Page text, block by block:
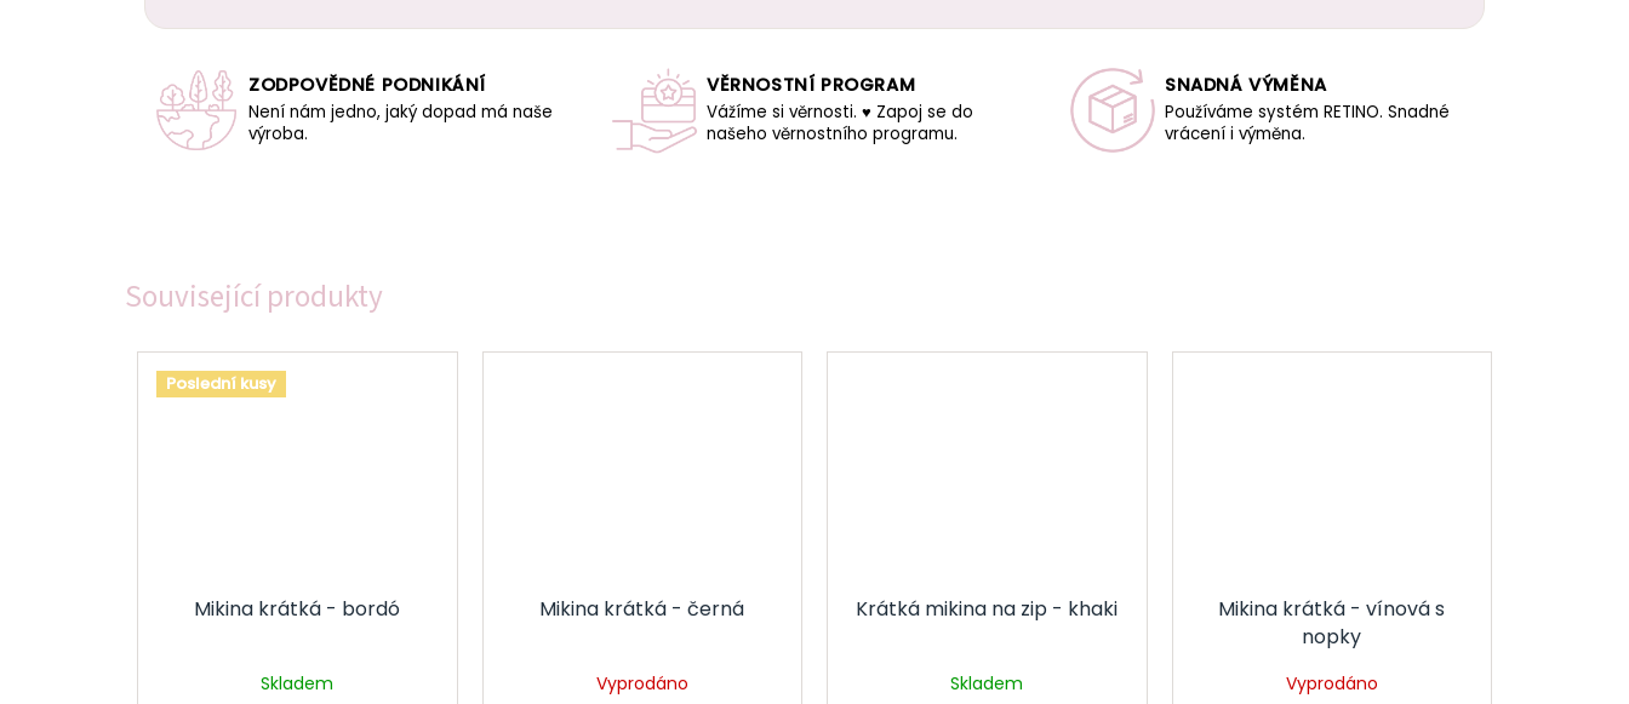
Související produkty
Poslední kusy
Mikina krátká - bordó
Skladem
Mikina krátká - černá
Vyprodáno
Krátká mikina na zip - khaki
Skladem
Mikina krátká - vínová s
nopky
Vyprodáno
ZODPOVĚDNÉ PODNIKÁNÍ
Není nám jedno, jaký dopad má naše
výroba.
VĚRNOSTNÍ PROGRAM
Vážíme si věrnosti. ♥ Zapoj se do
našeho věrnostního programu.
SNADNÁ VÝMĚNA
Používáme systém RETINO. Snadné
vrácení i výměna.